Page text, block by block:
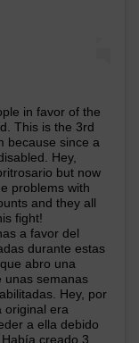
in favor of the
This is the 3rd
because since a
Hey,
but now
problems with
and they all
fight!
a favor del
durante estas
abro una
unas semanas
Hey, por
original era
a ella debido
creado 3